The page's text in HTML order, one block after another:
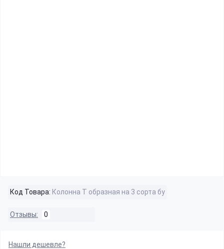
Код Товара: Колонна Т образная на 3 сорта бу
Отзывы: 0
Нашли дешевле?